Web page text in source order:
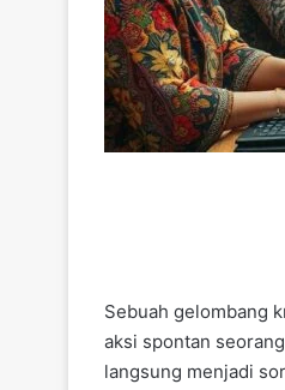
Sebuah gelombang
aksi spontan
langsung menjadi